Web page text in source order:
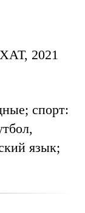
2021
спорт:
язык;